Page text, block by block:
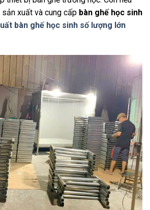
xuất và cung cấp bàn ghế học sinh
bàn ghế học sinh số lượng lớn